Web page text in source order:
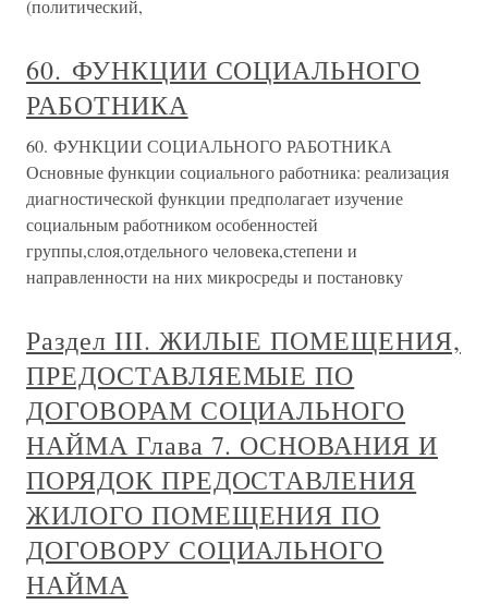
(политический,
60. ФУНКЦИИ СОЦИАЛЬНОГО
РАБОТНИКА
60. ФУНКЦИИ СОЦИАЛЬНОГО РАБОТНИКА
Основные функции социального работника: реализация
диагностической функции предполагает изучение
социальным работником особенностей
группы,слоя,отдельного человека,степени и
направленности на них микросреды и постановку
Раздел III. ЖИЛЫЕ ПОМЕЩЕНИЯ,
ПРЕДОСТАВЛЯЕМЫЕ ПО
ДОГОВОРАМ СОЦИАЛЬНОГО
НАЙМА Глава 7. ОСНОВАНИЯ И
ПОРЯДОК ПРЕДОСТАВЛЕНИЯ
ЖИЛОГО ПОМЕЩЕНИЯ ПО
ДОГОВОРУ СОЦИАЛЬНОГО
НАЙМА